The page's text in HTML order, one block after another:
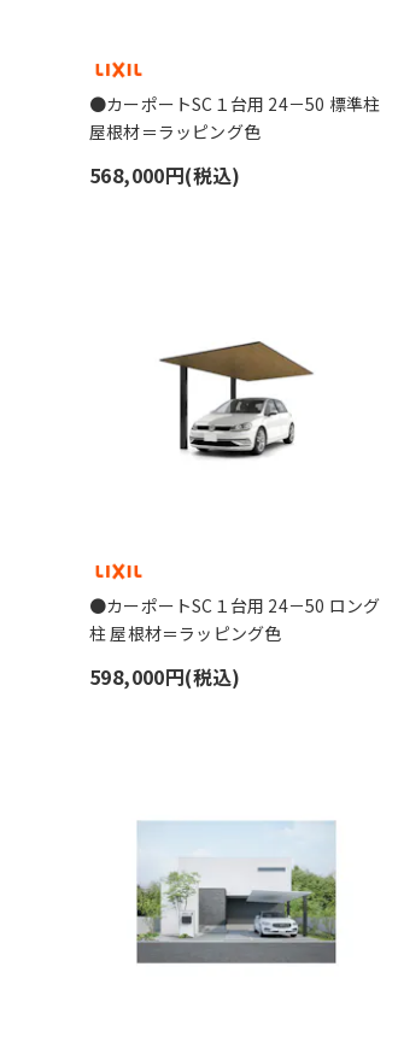
●カーポートSC１台用 24－50 標準柱
屋根材＝ラッピング色
568,000円(税込)
●カーポートSC１台用 24－50 ロング
柱 屋根材＝ラッピング色
598,000円(税込)